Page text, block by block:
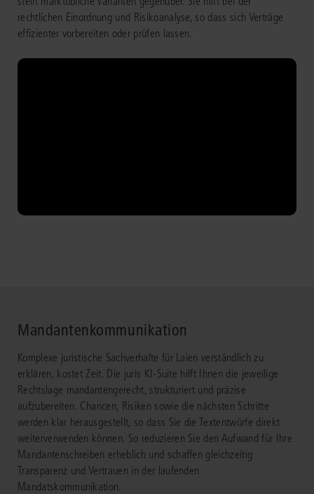
rechtlichen Einordnung und Risikoanalyse, so dass sich Verträge
effizienter vorbereiten oder prüfen lassen.
Mandantenkommunikation
Komplexe juristische Sachverhalte für Laien verständlich zu
erklären, kostet Zeit. Die juris KI-Suite hilft Ihnen die jeweilige
Rechtslage mandantengerecht, strukturiert und präzise
aufzubereiten. Chancen, Risiken sowie die nächsten Schritte
werden klar herausgestellt, so dass Sie die Textentwürfe direkt
weiterverwenden können. So reduzieren Sie den Aufwand für Ihre
Mandantenschreiben erheblich und schaffen gleichzeitig
Transparenz und Vertrauen in der laufenden
Mandatskommunikation.